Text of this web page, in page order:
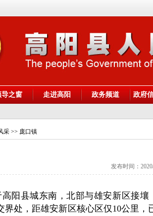
导之窗 走进高阳 政务频道 政府
采 >> 庞口镇
发布时间：
高阳县城东南，北部与雄安新区接
界处，距雄安新区核心区仅10公里